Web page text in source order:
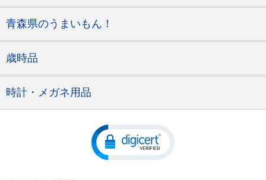
青森県のうまいもん！
歳時品
時計・メガネ用品